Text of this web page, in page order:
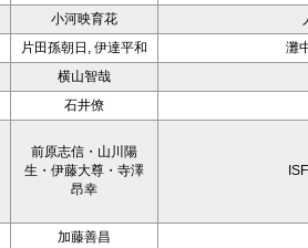
小河映育花
片田孫朝日, 伊達平和 灘
横山智哉
石井僚
前原志信・山川陽
生・伊藤大尊・寺澤
昂幸
加藤善昌